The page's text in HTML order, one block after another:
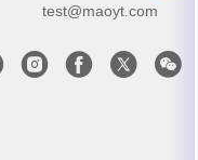
test@maoyt.com